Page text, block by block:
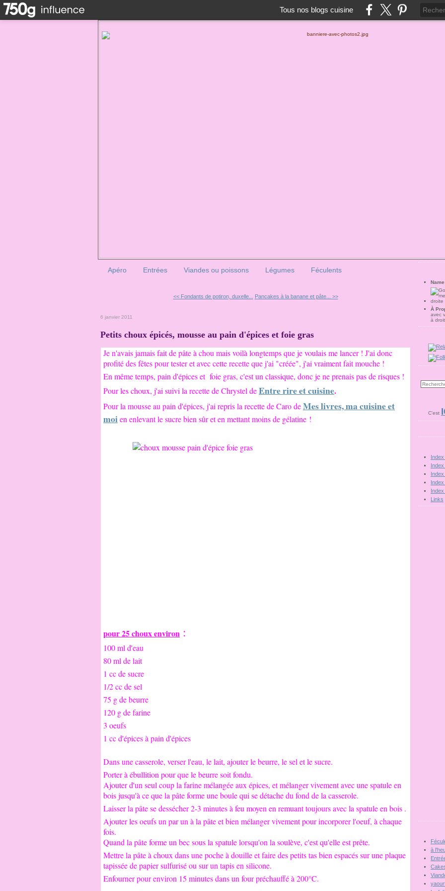
Tous nos blogs cuisine
Apéro Entrées Viandes ou poissons Légumes Féculents
<< Fondants de potiron, duxelle... Pancakes à la banane et pâte... >>
6 janvier 2011
Petits choux épicés, mousse au pain d'épices et foie gras
Je n'avais jamais fait de pâte à chou mais voilà longtemps que je voulais me lancer ! J'ai donc
profité des fêtes pour tester et avec cette recette que j'ai "créée", j'ai vraiment fait mouche !
En même temps, pain d'épices et foie gras, c'est un classique, donc je ne prenais pas de risques !
Pour les choux, j'ai suivi la recette de Chrystel deEntre rire et cuisine.
Pour la mousse au pain d'épices, j'ai repris la recette de Caro deMes livres, ma cuisine et
moien enlevant le sucre bien sûr et en mettant moins de gélatine !
pour 25 choux environ :
100 ml d'eau
80 ml de lait
1 cc de sucre
1/2 cc de sel
75 g de beurre
120 g de farine
3 oeufs
1 cc d'épices à pain d'épices
Dans une casserole, verser l'eau, le lait, ajouter le beurre, le sel et le sucre.
Porter à ébullition pour que le beurre soit fondu.
Ajouter d'un seul coup la farine mélangée aux épices, et mélanger vivement avec une spatule en
bois jusqu'à ce que la pâte forme une boule qui se détache du fond de la casserole.
Laisser la pâte se dessécher 2-3 minutes à feu moyen en remuant toujours avec la spatule en bois .
Ajouter les oeufs un par un à la pâte et bien mélanger vivement pour incorporer l'oeuf, à chaque
fois.
Quand la pâte forme un bec sous la spatule lorsqu'on la soulève, c'est qu'elle est prête.
Mettre la pâte à choux dans une poche à douille et faire des petits tas bien espacés sur une plaque
tapissée de papier sulfurisé ou sur un tapis en silicone.
Enfourner pour environ 15 minutes dans un four préchauffé à 200°C.
À
avec
à
C'est
Index
Links
à